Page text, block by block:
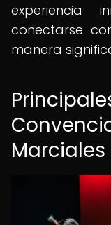
experiencia
conectarse
manera